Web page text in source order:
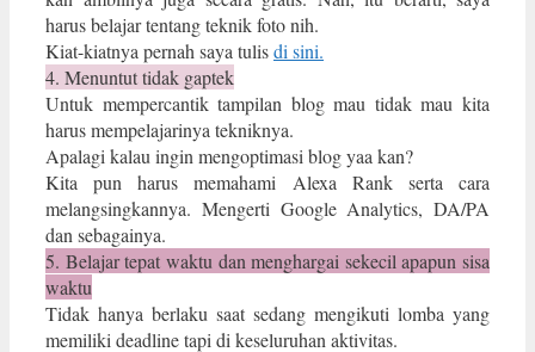
harus belajar tentang teknik foto nih.
Kiat-kiatnya pernah saya tulisdi sini.
4. Menuntut tidak gaptek
Untuk mempercantik tampilan blog mau tidak mau kita
harus mempelajarinya tekniknya.
Apalagi kalau ingin mengoptimasi blog yaa kan?
Kita pun harus memahami Alexa Rank serta cara
melangsingkannya. Mengerti Google Analytics, DA/PA
dan sebagainya.
5. Belajar tepat waktu dan menghargai sekecil apapun sisa
waktu
Tidak hanya berlaku saat sedang mengikuti lomba yang
memiliki deadline tapi di keseluruhan aktivitas.